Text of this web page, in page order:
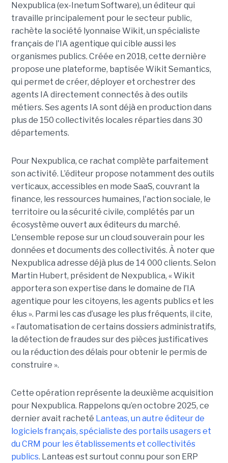
Nexpublica (ex-Inetum Software), un éditeur qui
travaille principalement pour le secteur public,
rachète la société lyonnaise Wikit, un spécialiste
français de l'IA agentique qui cible aussi les
organismes publics. Créée en 2018, cette dernière
propose une plateforme, baptisée Wikit Semantics,
qui permet de créer, déployer et orchestrer des
agents IA directement connectés à des outils
métiers. Ses agents IA sont déjà en production dans
plus de 150 collectivités locales réparties dans 30
départements.
Pour Nexpublica, ce rachat complète parfaitement
son activité. L’éditeur propose notamment des outils
verticaux, accessibles en mode SaaS, couvrant la
finance, les ressources humaines, l'action sociale, le
territoire ou la sécurité civile, complétés par un
écosystème ouvert aux éditeurs du marché.
L'ensemble repose sur un cloud souverain pour les
données et documents des collectivités. À noter que
Nexpublica adresse déjà plus de 14 000 clients. Selon
Martin Hubert, président de Nexpublica, « Wikit
apportera son expertise dans le domaine de l’IA
agentique pour les citoyens, les agents publics et les
élus ». Parmi les cas d’usage les plus fréquents, il cite,
« l’automatisation de certains dossiers administratifs,
la détection de fraudes sur des pièces justificatives
ou la réduction des délais pour obtenir le permis de
construire ».
Cette opération représente la deuxième acquisition
pour Nexpublica. Rappelons qu’en octobre 2025, ce
dernier avait racheté Lanteas, un autre éditeur de
logiciels français, spécialiste des portails usagers et
du CRM pour les établissements et collectivités
publics. Lanteas est surtout connu pour son ERP